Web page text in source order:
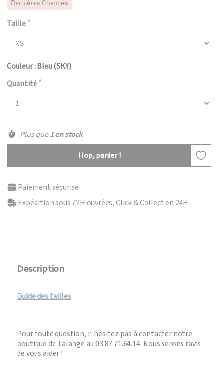
Dernières Chances
Taille
Couleur : Bleu (SKY)
Quantité
Plus que1 en stock
Hop, panier !
Paiement sécurisé
Expédition sous 72H ouvrées, Click & Collect en 24H
Description
Guide des tailles
Pour toute question, n'hésitez pas à contacter notre
boutique de Talange au 03.87.71.64.14. Nous serons ravis
de vous aider !